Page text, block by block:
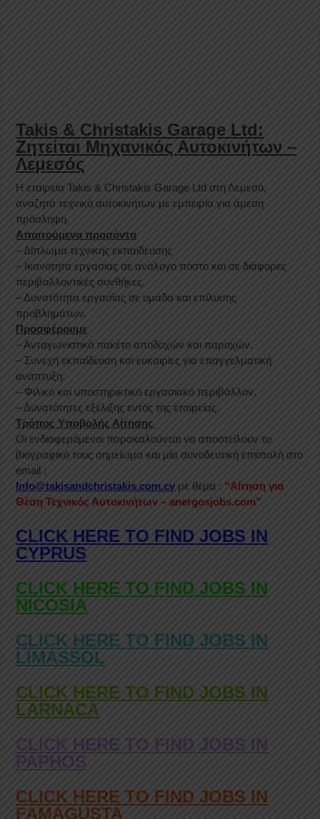
Takis & Christakis Garage Ltd:
Ζητείται Μηχανικός Αυτοκινήτων –
Λεμεσός
Η εταιρεία Takis & Christakis Garage Ltd στη Λεμεσό,
αναζητά τεχνικό αυτοκινήτων με εμπειρία για άμεση
πρόσληψη.
Απαιτούμενα προσόντα
– Δίπλωμα τεχνικής εκπαίδευσης
– Ικανότητα εργασίας σε ανάλογο πόστο και σε διάφορες
περιβαλλοντικές συνθήκες.
– Δυνατότητα εργασίας σε ομάδα και επίλυσης
προβλημάτων.
Προσφέρουμε
– Ανταγωνιστικό πακέτο αποδοχών και παροχών.
– Συνεχή εκπαίδευση και ευκαιρίες για επαγγελματική
ανάπτυξη.
– Φιλικό και υποστηρικτικό εργασιακό περιβάλλον.
– Δυνατότητες εξέλιξης εντός της εταιρείας.
Τρόπος Υποβολής Αίτησης
Οι ενδιαφερόμενοι παρακαλούνται να αποστείλουν το
βιογραφικό τους σημείωμα και μία συνοδευτική επιστολή στο
email :
Info@takisandchristakis.com.cy με θέμα : “Αίτηση για
Θέση Τεχνικός Αυτοκινήτων – anergosjobs.com”
CLICK HERE TO FIND JOBS IN
CYPRUS
CLICK HERE TO FIND JOBS IN
NICOSIA
CLICK HERE TO FIND JOBS IN
LIMASSOL
CLICK HERE TO FIND JOBS IN
LARNACA
CLICK HERE TO FIND JOBS IN
PAPHOS
CLICK HERE TO FIND JOBS IN
FAMAGUSTA